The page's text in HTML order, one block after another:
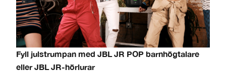
Fyll julstrumpan med JBL JR POP barnhögtalare
eller JBL JR-hörlurar